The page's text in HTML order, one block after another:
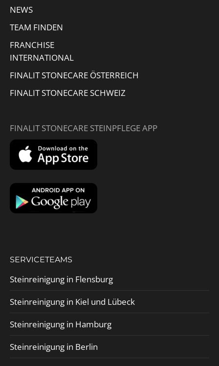
NEWS
TEAM FINDEN
FRANCHISE
INTERNATIONAL
FINALIT STONECARE ÖSTERREICH
FINALIT STONECARE SCHWEIZ
FINALIT STONECARE STEINPFLEGE APP
SERVICETEAMS
Steinreinigung in Flensburg
Steinreinigung in Kiel und Lübeck
Steinreinigung in Hamburg
Steinreinigung in Berlin